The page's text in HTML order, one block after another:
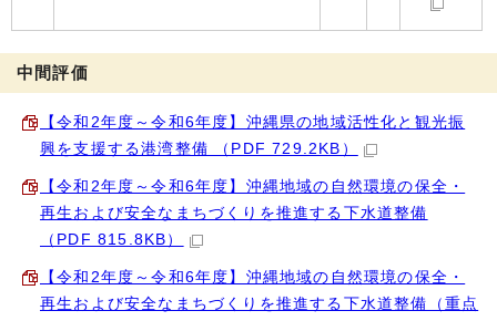
中間評価
【令和2年度～令和6年度】沖縄県の地域活性化と観光振
興を支援する港湾整備 （PDF 729.2KB）
【令和2年度～令和6年度】沖縄地域の自然環境の保全・
再生および安全なまちづくりを推進する下水道整備
（PDF 815.8KB）
【令和2年度～令和6年度】沖縄地域の自然環境の保全・
再生および安全なまちづくりを推進する下水道整備（重点